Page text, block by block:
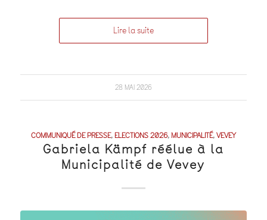
Lire la suite
28 MAI 2026
COMMUNIQUÉ DE PRESSE,ELECTIONS 2026, MUNICIPALITÉ,VEVEY
Gabriela Kämpf réélue à la
Municipalité de Vevey